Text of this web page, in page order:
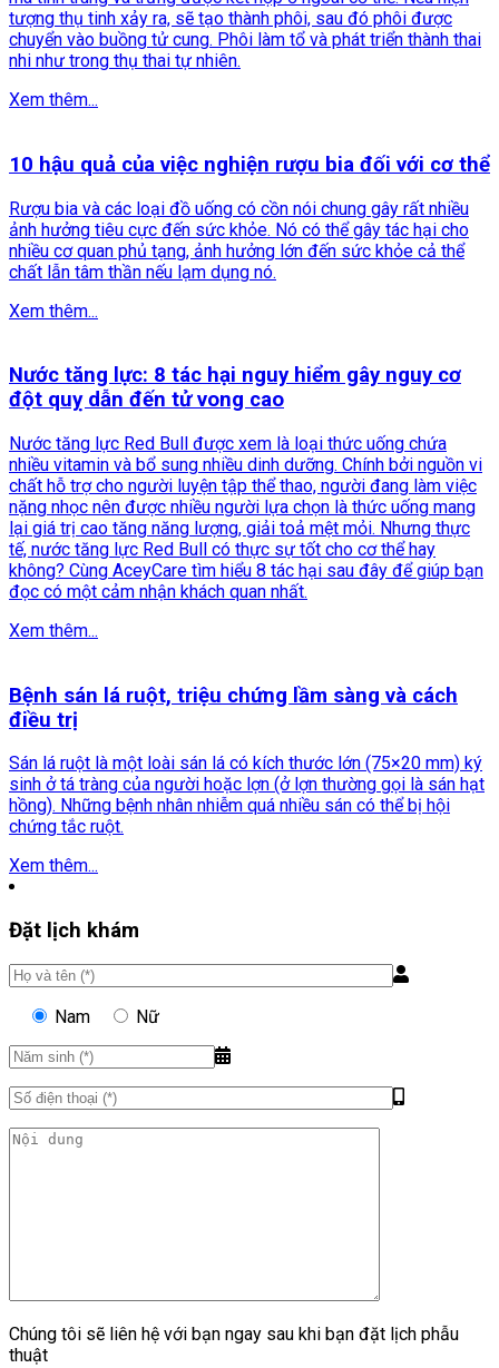
tượng thụ tinh xảy ra, sẽ tạo thành phôi, sau đó phôi được
chuyển vào buồng tử cung. Phôi làm tổ và phát triển thành thai
nhi như trong thụ thai tự nhiên.
Xem thêm...
10 hậu quả của việc nghiện rượu bia đối với cơ thể
Rượu bia và các loại đồ uống có cồn nói chung gây rất nhiều
ảnh hưởng tiêu cực đến sức khỏe. Nó có thể gây tác hại cho
nhiều cơ quan phủ tạng, ảnh hưởng lớn đến sức khỏe cả thể
chất lẫn tâm thần nếu lạm dụng nó.
Xem thêm...
Nước tăng lực: 8 tác hại nguy hiểm gây nguy cơ
đột quỵ dẫn đến tử vong cao
Nước tăng lực Red Bull được xem là loại thức uống chứa
nhiều vitamin và bổ sung nhiều dinh dưỡng. Chính bởi nguồn vi
chất hỗ trợ cho người luyện tập thể thao, người đang làm việc
nặng nhọc nên được nhiều người lựa chọn là thức uống mang
lại giá trị cao tăng năng lượng, giải toả mệt mỏi. Nhưng thực
tế, nước tăng lực Red Bull có thực sự tốt cho cơ thể hay
không? Cùng AceyCare tìm hiểu 8 tác hại sau đây để giúp bạn
đọc có một cảm nhận khách quan nhất.
Xem thêm...
Bệnh sán lá ruột, triệu chứng lầm sàng và cách
điều trị
Sán lá ruột là một loài sán lá có kích thước lớn (75×20 mm) ký
sinh ở tá tràng của người hoặc lợn (ở lợn thường gọi là sán hạt
hồng). Những bệnh nhân nhiễm quá nhiều sán có thể bị hội
chứng tắc ruột.
Xem thêm...
Đặt lịch khám
Nam Nữ
Chúng tôi sẽ liên hệ với bạn ngay sau khi bạn đặt lịch phẫu
thuật